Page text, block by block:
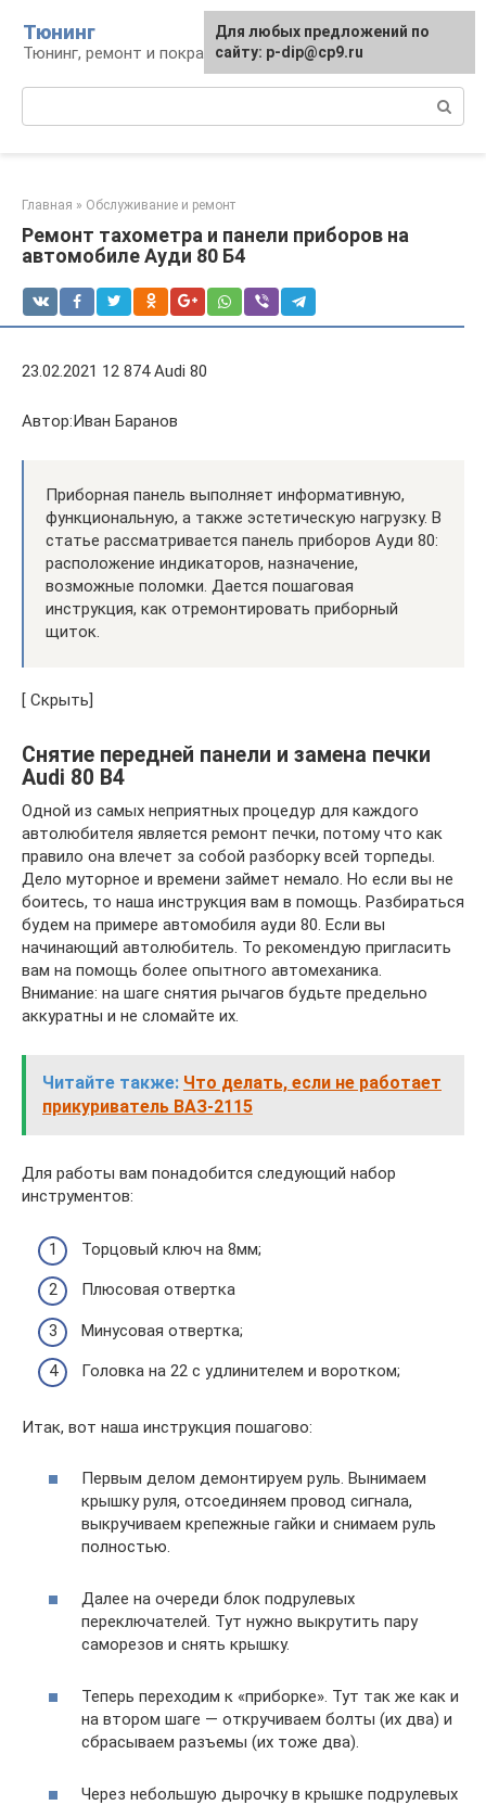
контенту
Тюнинг
Тюнинг, ремонт и покраска автомобиля
Главная » Обслуживание и ремонт
Ремонт тахометра и панели приборов на
автомобиле Ауди 80 Б4
23.02.2021 12 874 Audi 80
Автор:Иван Баранов
Приборная панель выполняет информативную,
функциональную, а также эстетическую нагрузку. В
статье рассматривается панель приборов Ауди 80:
расположение индикаторов, назначение,
возможные поломки. Дается пошаговая
инструкция, как отремонтировать приборный
щиток.
[ Скрыть]
Снятие передней панели и замена печки
Audi 80 В4
Одной из самых неприятных процедур для каждого
автолюбителя является ремонт печки, потому что как
правило она влечет за собой разборку всей торпеды.
Дело муторное и времени займет немало. Но если вы не
боитесь, то наша инструкция вам в помощь. Разбираться
будем на примере автомобиля ауди 80. Если вы
начинающий автолюбитель. То рекомендую пригласить
вам на помощь более опытного автомеханика.
Внимание: на шаге снятия рычагов будьте предельно
аккуратны и не сломайте их.
Читайте также: Что делать, если не работает
прикуриватель ВАЗ-2115
Для работы вам понадобится следующий набор
инструментов:
Торцовый ключ на 8мм;
Плюсовая отвертка
Минусовая отвертка;
Головка на 22 с удлинителем и воротком;
Итак, вот наша инструкция пошагово:
Первым делом демонтируем руль. Вынимаем
крышку руля, отсоединяем провод сигнала,
выкручиваем крепежные гайки и снимаем руль
полностью.
Далее на очереди блок подрулевых
переключателей. Тут нужно выкрутить пару
саморезов и снять крышку.
Теперь переходим к «приборке». Тут так же как и
на втором шаге — откручиваем болты (их два) и
сбрасываем разъемы (их тоже два).
Через небольшую дырочку в крышке подрулевых
Для любых предложений по
сайту: p-dip@cp9.ru